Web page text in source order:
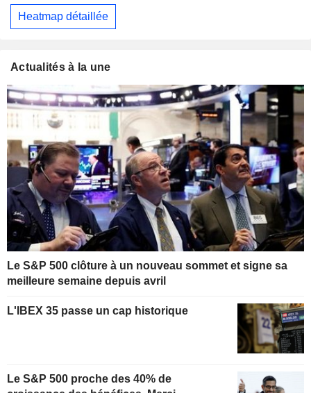
Heatmap détaillée
Actualités à la une
Le S&P 500 clôture à un nouveau sommet et signe sa
meilleure semaine depuis avril
L'IBEX 35 passe un cap historique
Le S&P 500 proche des 40% de